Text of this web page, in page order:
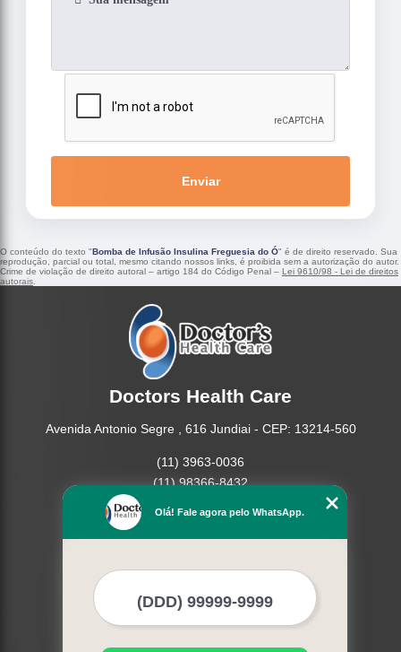
Enviar
O conteúdo do texto "Bomba de Infusão Insulina Freguesia do Ó" é de direito reservado. Sua
reprodução, parcial ou total, mesmo citando nossos links, é proibida sem a autorização do autor.
Crime de violação de direito autoral – artigo 184 do Código Penal – Lei 9610/98 - Lei de direitos
autorais
Doctors Health Care
Avenida Antonio Segre , 616 Jundiai - CEP: 13214-560
(11) 3963-0036
(11) 98366-8432
Missão
Olá! Fale agora pelo WhatsApp.